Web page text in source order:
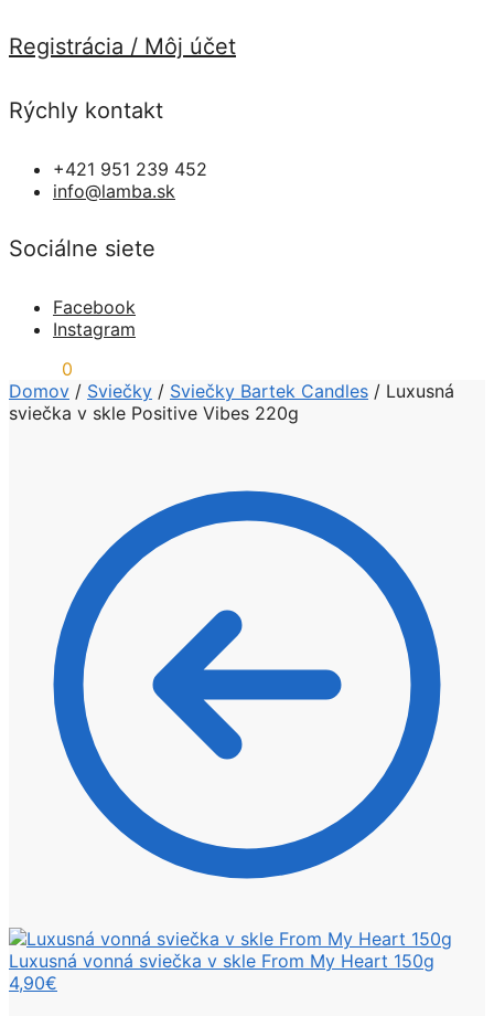
Registrácia / Môj účet
Rýchly kontakt
+421 951 239 452
info@lamba.sk
Sociálne siete
Facebook
Instagram
0
Domov / Sviečky / Sviečky Bartek Candles / Luxusná
sviečka v skle Positive Vibes 220g
Luxusná vonná sviečka v skle From My Heart 150g
4,90€